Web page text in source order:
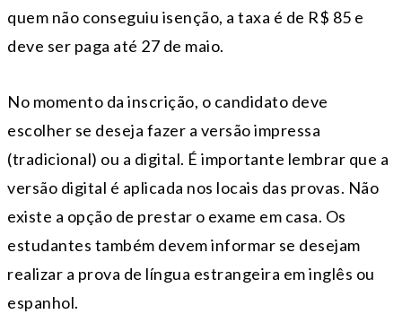
quem não conseguiu isenção, a taxa é de R$ 85 e
deve ser paga até 27 de maio.
No momento da inscrição, o candidato deve
escolher se deseja fazer a versão impressa
(tradicional) ou a digital. É importante lembrar que a
versão digital é aplicada nos locais das provas. Não
existe a opção de prestar o exame em casa. Os
estudantes também devem informar se desejam
realizar a prova de língua estrangeira em inglês ou
espanhol.